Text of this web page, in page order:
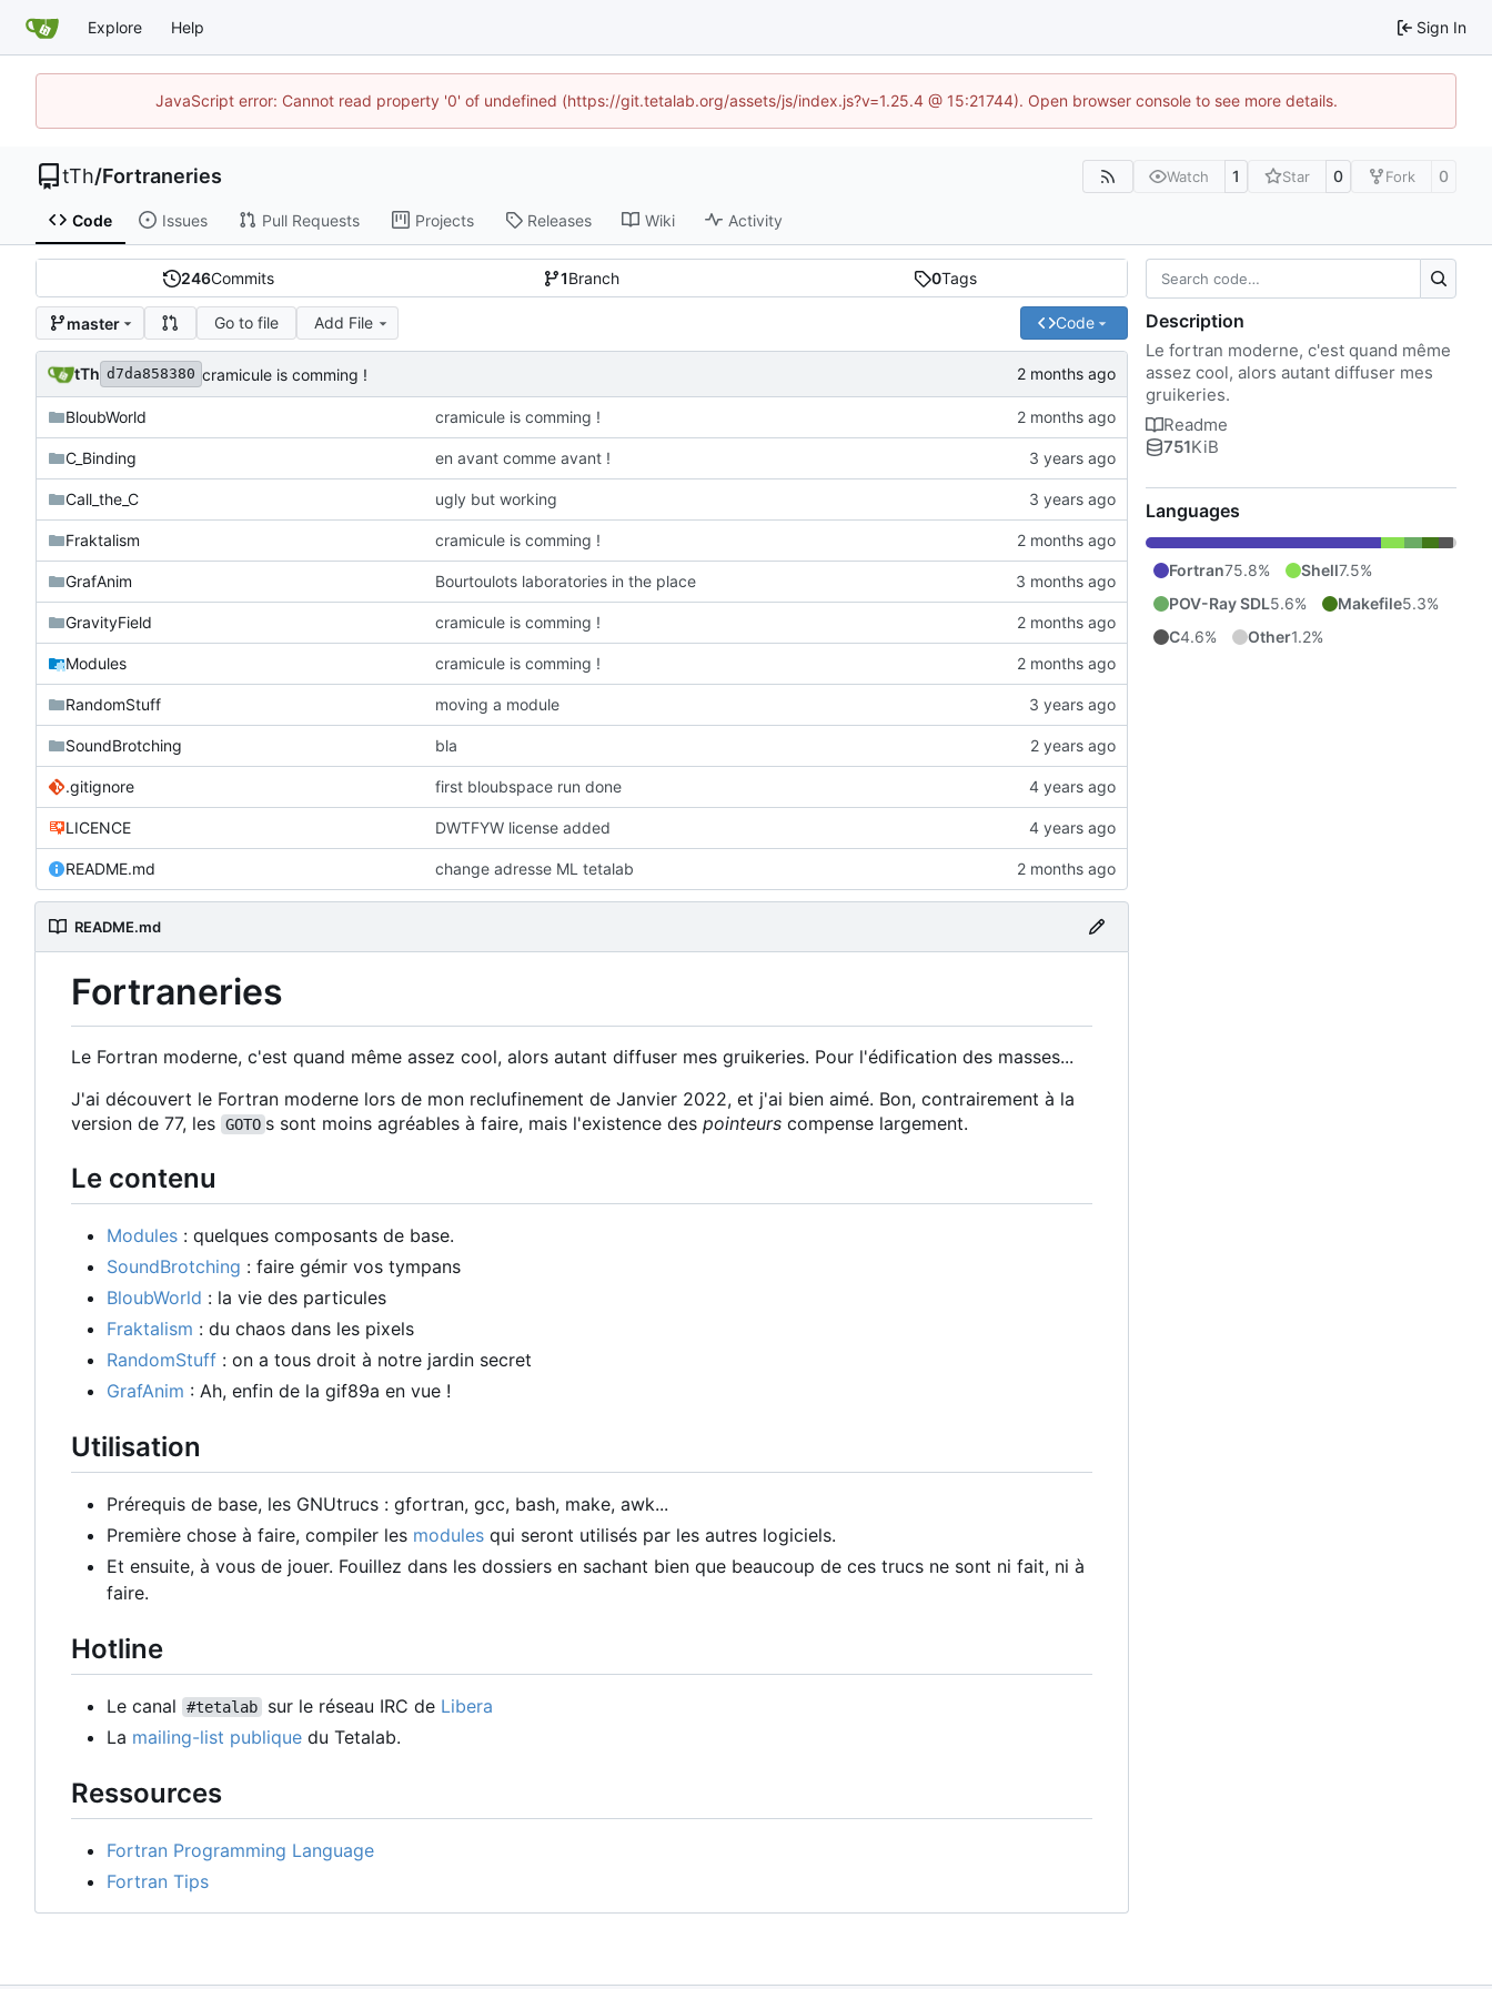
Explore Help Sign In
JavaScript error: Cannot read property '0' of undefined (https://git.tetalab.org/assets/js/index.js?v=1.25.4 @ 15:21744). Open browser console to see more details.
tTh/Fortraneries Watch 1 Star 0 Fork 0
Code Issues Pull Requests Projects Releases Wiki Activity
246Commits 1Branch 0Tags
master Go to file Add File Code
tTh d7da858380 cramicule is comming !
BloubWorld cramicule is comming !
C_Binding en avant comme avant !
Call_the_C ugly but working
Fraktalism cramicule is comming !
GrafAnim Bourtoulots laboratories in the place
GravityField cramicule is comming !
Modules cramicule is comming !
RandomStuff moving a module
SoundBrotching bla
.gitignore first bloubspace run done
LICENCE DWTFYW license added
README.md change adresse ML tetalab
README.md
Fortraneries
Le Fortran moderne, c'est quand même assez cool, alors autant diffuser mes gruikeries. Pour l'édification des masses...
J'ai découvert le Fortran moderne lors de mon reclufinement de Janvier 2022, et j'ai bien aimé. Bon, contrairement à la
version de 77, les GOTO s sont moins agréables à faire, mais l'existence des pointeurs compense largement.
Le contenu
Modules : quelques composants de base.
SoundBrotching : faire gémir vos tympans
BloubWorld : la vie des particules
Fraktalism : du chaos dans les pixels
RandomStuff : on a tous droit à notre jardin secret
GrafAnim : Ah, enfin de la gif89a en vue !
Utilisation
Prérequis de base, les GNUtrucs : gfortran, gcc, bash, make, awk...
Première chose à faire, compiler les modules qui seront utilisés par les autres logiciels.
Et ensuite, à vous de jouer. Fouillez dans les dossiers en sachant bien que beaucoup de ces trucs ne sont ni fait, ni à
faire.
Hotline
Le canal #tetalab sur le réseau IRC de Libera
La mailing-list publique du Tetalab.
Ressources
Fortran Programming Language
Fortran Tips
Description
Le fortran moderne, c'est quand même
assez cool, alors autant diffuser mes
gruikeries.
Readme
751KiB
Languages
Fortran75.8% Shell7.5%
POV-Ray SDL5.6% Makefile5.3%
C4.6% Other1.2%